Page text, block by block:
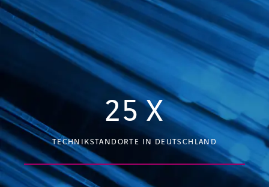
25X
TECHNIKSTANDORTE IN DEUTSCHLAND